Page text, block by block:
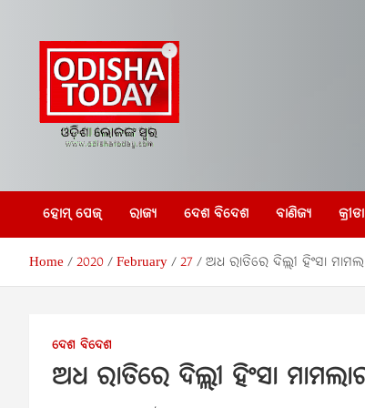
content
Odisha Today News
Network Pvt Ltd
Odisha Today
ହୋମ୍ ପେଜ୍ ରାଜ୍ୟ ଦେଶ ବିଦେଶ ବାଣିଜ୍ୟ କ୍ରୀଡା
Home 2020 February 27 ଅଧ ରାତିରେ ଦିଲ୍ଲୀ ହିଂସା
ଦେଶ ବିଦେଶ
ଅଧ ରାତିରେ ଦିଲ୍ଲୀ ହିଂସା